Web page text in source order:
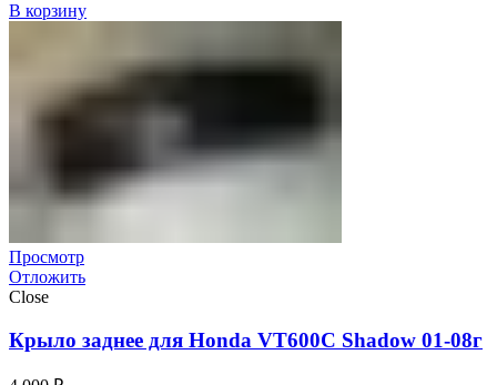
В корзину
Просмотр
Отложить
Close
Крыло заднее для Honda VT600C Shadow 01-08г